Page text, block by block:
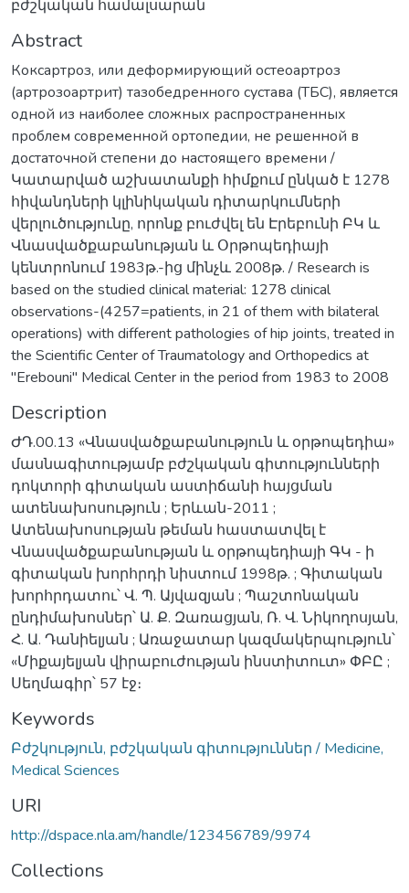
բժշկական համալսարան
Abstract
Коксартроз, или деформирующий остеоартроз
(артрозоартрит) тазобедренного сустава (ТБС), является
одной из наиболее сложных распространенных
проблем современной ортопедии, не решенной в
достаточной степени до настоящего времени /
Կատարված աշխատանքի հիմքում ընկած է 1278
հիվանդների կլինիկական դիտարկումների
վերլուծությունը, որոնք բուժվել են Էրեբունի ԲԿ և
Վնասվածքաբանության և Օրթոպեդիայի
կենտրոնում 1983թ.-ից մինչև 2008թ. / Research is
based on the studied clinical material: 1278 clinical
observations-(4257=patients, in 21 of them with bilateral
operations) with different pathologies of hip joints, treated in
the Scientific Center of Traumatology and Orthopedics at
"Erebouni" Medical Center in the period from 1983 to 2008
Description
ԺԴ.00.13 «Վնասվածքաբանություն և օրթոպեդիա»
մասնագիտությամբ բժշկական գիտությունների
դոկտորի գիտական աստիճանի հայցման
ատենախոսություն ; Երևան-2011 ;
Ատենախոսության թեման հաստատվել է
Վնասվածքաբանության և օրթոպեդիայի ԳԿ - ի
գիտական խորհրդի նիստում 1998թ. ; Գիտական
խորհրդատու՝ Վ. Պ. Այվազյան ; Պաշտոնական
ընդիմախոսներ՝ Ա. Ք. Զառացյան, Ռ. Վ. Նիկողոսյան,
Հ. Ա. Դանիելյան ; Առաջատար կազմակերպություն՝
«Միքայելյան վիրաբուժության ինստիտուտ» ՓԲԸ ;
Սեղմագիր՝ 57 էջ։
Keywords
Բժշկություն, բժշկական գիտություններ / Medicine,
Medical Sciences
URI
http://dspace.nla.am/handle/123456789/9974
Collections